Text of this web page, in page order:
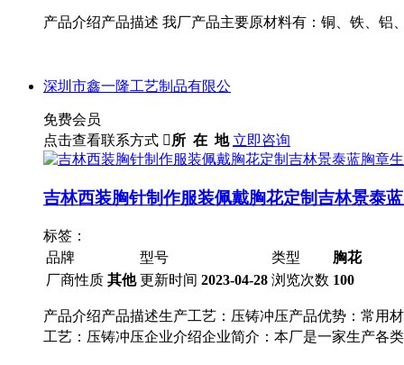
产品介绍产品描述 我厂产品主要原材料有：铜、铁、
深圳市鑫一隆工艺制品有限公
免费会员
点击查看联系方式 所 在 地 立即咨询
吉林西装胸针制作服装佩戴胸花定制吉林景泰
标签：
品牌
型号 类型
胸花
厂商性质 其他 更新时间 2023-04-28 浏览次数 100
产品介绍产品描述生产工艺：压铸冲压产品优势：常用
工艺：压铸冲压企业介绍企业简介：本厂是一家生产各